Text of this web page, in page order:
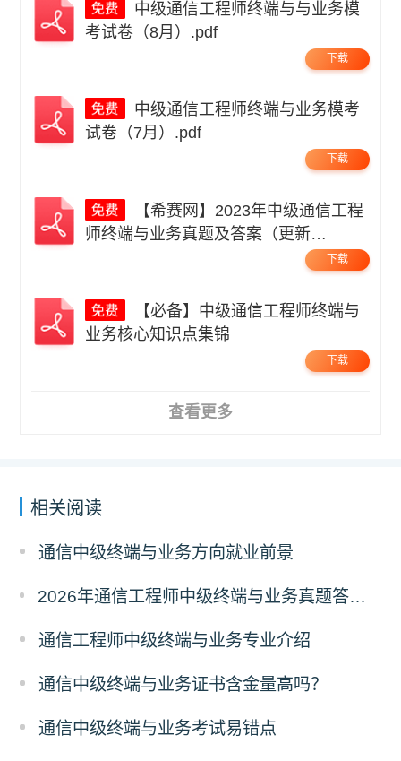
考试卷（8月）.pdf
下载
试卷（7月）.pdf
下载
师终端与业务真题及答案（更新
下载
业务核心知识点集锦
下载
查看更多
相关阅读
通信中级终端与业务方向就业前景
2026年通信工程师中级终端与业务真题答案解析（考后更新）
通信工程师中级终端与业务专业介绍
通信中级终端与业务证书含金量高吗？
通信中级终端与业务考试易错点